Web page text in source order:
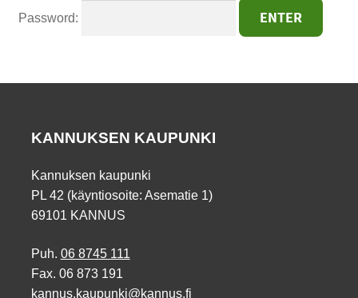
Password:
KANNUKSEN KAUPUNKI
Kannuksen kaupunki
PL 42 (käyntiosoite: Asematie 1)
69101 KANNUS
Puh. 06 8745 111
Fax. 06 873 191
kannus.kaupunki@kannus.fi